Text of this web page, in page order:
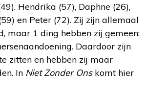
Hendrika (57), Daphne (26),
en Peter (72). Zij zijn allemaal
maar 1 ding hebben zij gemeen:
Daardoor zijn
zitten en hebben zij maar
In Niet Zonder Onskomt hier